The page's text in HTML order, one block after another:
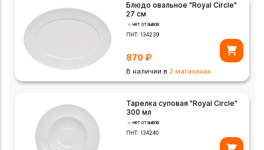
Блюдо овальное "Royal Circle"
27 см
нет отзывов
ПНТ:134239
870 ₽
В наличии в 2 магазинах
Тарелка суповая "Royal Circle"
300 мл
нет отзывов
ПНТ:134240